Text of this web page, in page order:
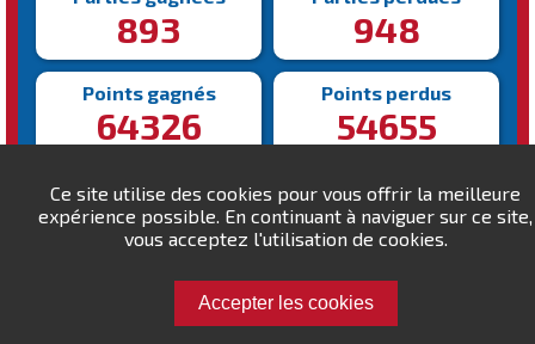
Ce site utilise des cookies pour vous offrir la meilleure
expérience possible. En continuant à naviguer sur ce site,
vous acceptez l'utilisation de cookies.
Accepter les cookies
893 948
Points gagnés
64326
Points perdus
54655
Victoire la plus rapide
84s
Victoire la plus lente
1134s
Défiez Tarik22z !